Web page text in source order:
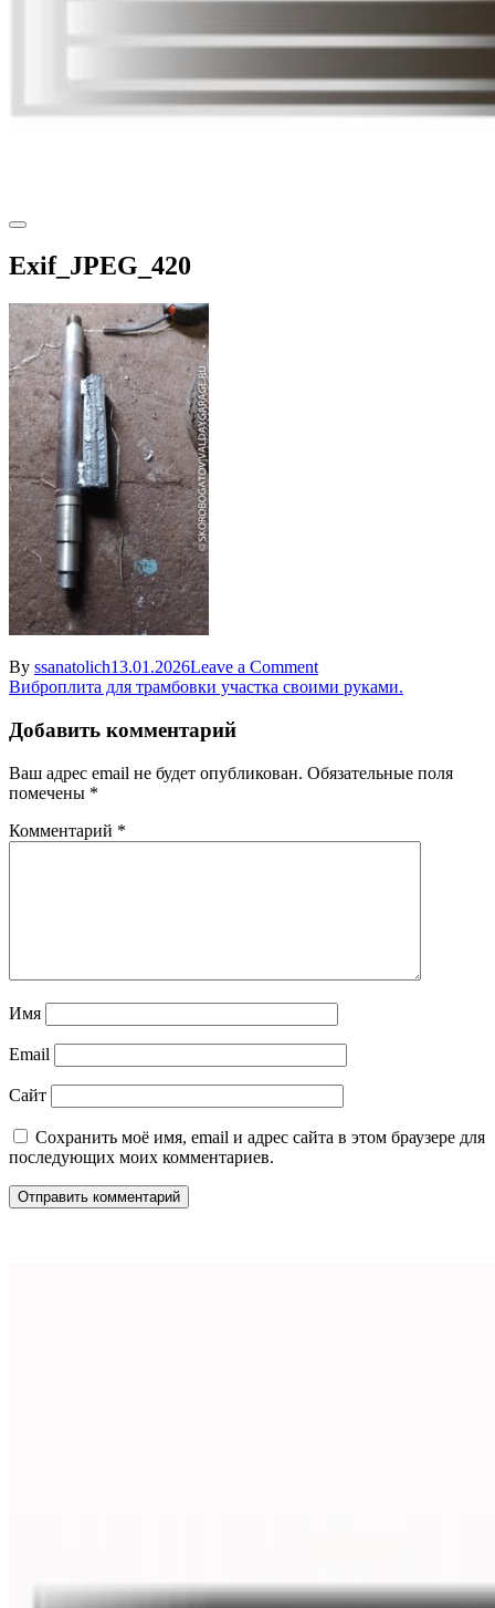
Exif_JPEG_420
By ssanatolich13.01.2026Leave a Commenton
Exif_JPEG_420
Навигация
по
записям
Виброплита для трамбовки участка своими руками.
Добавить комментарий
Ваш адрес email не будет опубликован. Обязательные поля
помечены *
Комментарий *
Имя
Email
Сайт
Сохранить моё имя, email и адрес сайта в этом браузере для
последующих моих комментариев.